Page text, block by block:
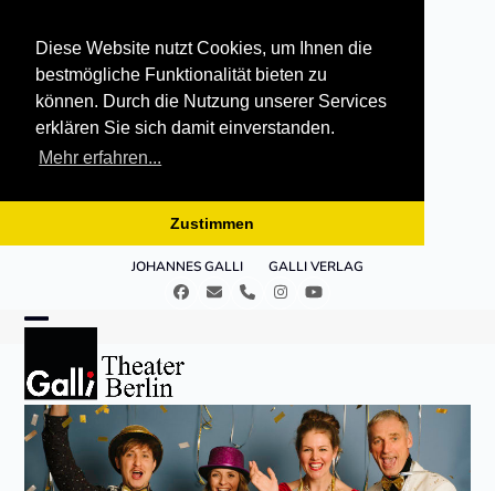
Diese Website nutzt Cookies, um Ihnen die
bestmögliche Funktionalität bieten zu
können. Durch die Nutzung unserer Services
erklären Sie sich damit einverstanden.
Mehr erfahren...
Zustimmen
JOHANNES GALLI GALLI VERLAG
Facebook
E- TelefonInstagramYouTube
mobile
menu
mobile
menu